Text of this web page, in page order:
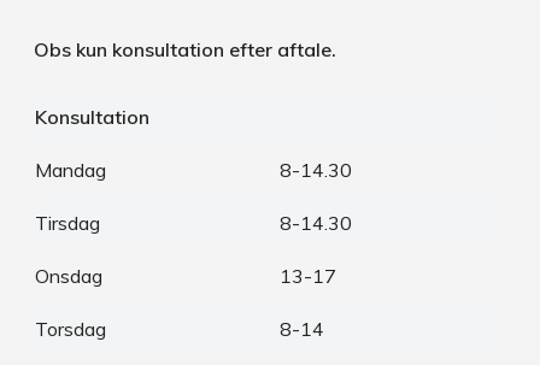
Obs kun konsultation efter aftale.
Konsultation
Mandag 8-14.30
Tirsdag 8-14.30
Onsdag 13-17
Torsdag 8-14